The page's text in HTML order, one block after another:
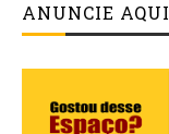
ANUNCIE AQUI